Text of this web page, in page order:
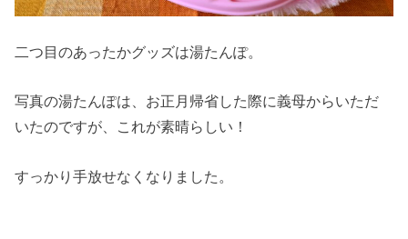
二つ目のあったかグッズは湯たんぽ。
写真の湯たんぽは、お正月帰省した際に義母からいただ
いたのですが、これが素晴らしい！
すっかり手放せなくなりました。